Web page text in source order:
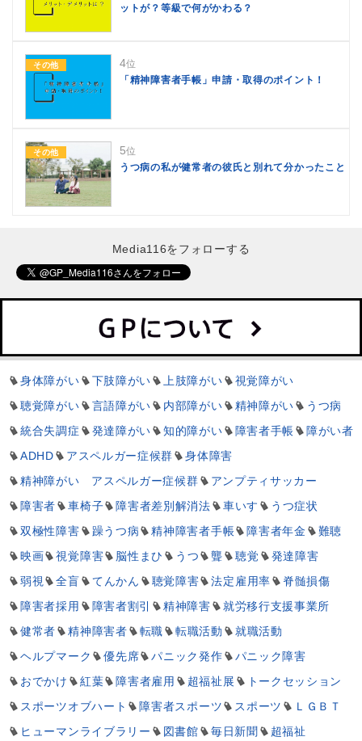
ットが？等級で何がかわる？
その他 4位
「精神障害者手帳」申請・取得のポイント！
その他 5位
うつ病の私が健常者の彼氏と別れて分かったこと
Media116をフォローする
身体障がい 下肢障がい 上肢障がい
視覚障がい
聴覚障がい
言語障がい 内部障がい 精神障がい
うつ病
統合失調症
発達障がい 知的障がい 障害者手帳
障がい者
ADHD
アスペルガー症候群
身体障害
精神障がい アスペルガー症候群
アンプティサッカー
障害者
車椅子 障害者差別解消法 車いす
うつ症状
双極性障害
躁うつ病 精神障害者手帳 障害者年金
難聴
映画
視覚障害 脳性まひ うつ 聾 聴覚
発達障害
弱視
全盲 てんかん 聴覚障害 法定雇用率
脊髄損傷
障害者採用
障害者割引 精神障害
就労移行支援事業所
健常者
精神障害者 転職 転職活動
就職活動
ヘルプマーク
優先席 パニック発作
パニック障害
おでかけ
紅葉 障害者雇用 超福祉展
トークセッション
スポーツオブハート
障害者スポーツ スポーツ
ＬＧＢＴ
ヒューマンライブラリー
図書館 毎日新聞
超福祉